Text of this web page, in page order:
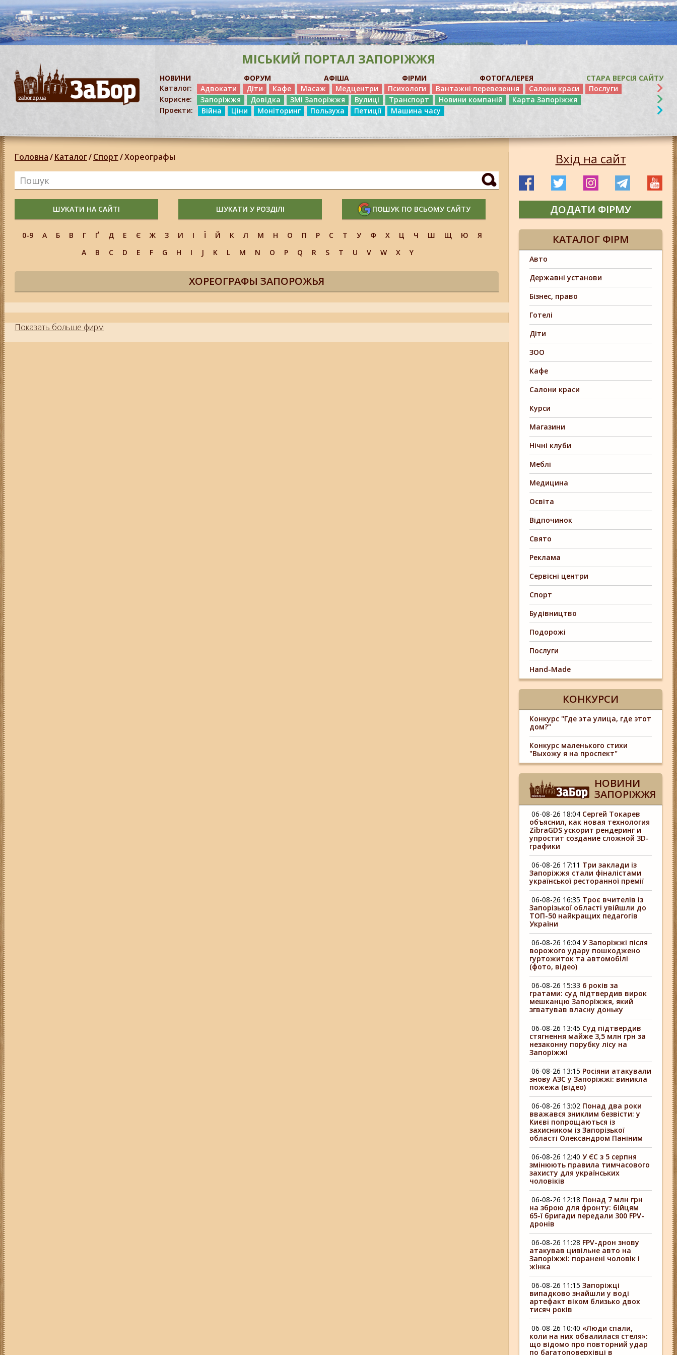
МІСЬКИЙ ПОРТАЛ ЗАПОРІЖЖЯ
НОВИНИ ФОРУМ АФІША ФІРМИ ФОТОГАЛЕРЕЯ
СТАРА ВЕРСІЯ САЙТУ
Каталог:
Адвокати Діти Кафе Масаж Медцентри Психологи Вантажні перевезення Салони краси
Послуги
Корисне:
Запоріжжя Довідка ЗМІ Запоріжжя Вулиці Транспорт Новини компаній
Карта Запоріжжя
Проекти:
Війна Ціни Моніторинг Пользуха Петиції Машина часу
Головна/Каталог/Спорт/Хореографы
ШУКАТИ НА САЙТІ ШУКАТИ У РОЗДІЛІ ПОШУК ПО ВСЬОМУ САЙТУ
0-9 А Б В Г Ґ Д Е Є Ж З И І Ї Й К Л М Н О П Р С Т У Ф Х Ц Ч Ш Щ Ю
Я
A
B C D E F G H I J K L M N O P Q R S T U V W X Y
ХОРЕОГРАФЫ ЗАПОРОЖЬЯ
Показать больше фирм
Вхід на сайт
ДОДАТИ ФІРМУ
КАТАЛОГ ФІРМ
Авто
Державні установи
Бізнес, право
Готелі
Діти
ЗОО
Кафе
Салони краси
Курси
Магазини
Нічні клуби
Меблі
Медицина
Освіта
Відпочинок
Свято
Реклама
Сервісні центри
Спорт
Будівництво
Подорожі
Послуги
Hand-Made
КОНКУРСИ
Конкурс "Где эта улица, где этот
дом?"
Конкурс маленького стихи
"Выхожу я на проспект"
НОВИНИ
ЗАПОРІЖЖЯ
06-08-26 18:04 Сергей Токарев
объяснил, как новая технология
ZibraGDS ускорит рендеринг и
упростит создание сложной 3D-
графики
06-08-26 17:11 Три заклади із
Запоріжжя стали фіналістами
української ресторанної премії
06-08-26 16:35 Троє вчителів із
Запорізької області увійшли до
ТОП-50 найкращих педагогів
України
06-08-26 16:04 У Запоріжжі після
ворожого удару пошкоджено
гуртожиток та автомобілі
(фото, відео)
06-08-26 15:33 6 років за
гратами: суд підтвердив вирок
мешканцю Запоріжжя, який
згватував власну доньку
06-08-26 13:45 Суд підтвердив
стягнення майже 3,5 млн грн за
незаконну порубку лісу на
Запоріжжі
06-08-26 13:15 Росіяни атакували
знову АЗС у Запоріжжі: виникла
пожежа (відео)
06-08-26 13:02 Понад два роки
вважався зниклим безвісти: у
Києві попрощаються із
захисником із Запорізької
області Олександром Паніним
06-08-26 12:40 У ЄС з 5 серпня
змінюють правила тимчасового
захисту для українських
чоловіків
06-08-26 12:18 Понад 7 млн грн
на зброю для фронту: бійцям
65-ї бригади передали 300 FPV-
дронів
06-08-26 11:28 FPV-дрон знову
атакував цивільне авто на
Запоріжжі: поранені чоловік і
жінка
06-08-26 11:15 Запоріжці
випадково знайшли у воді
артефакт віком близько двох
тисяч років
06-08-26 10:40 «Люди спали,
коли на них обвалилася стеля»:
що відомо про повторний удар
по багатоповерхівці в